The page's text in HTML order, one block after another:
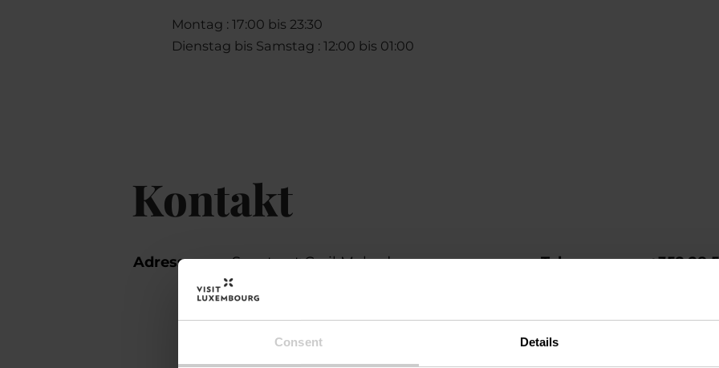
Consent Details
Montag : 17:00 bis 23:30
Dienstag bis Samstag : 12:00 bis 01:00
Kontakt
Adresse:
Specto et Cyril Molard
Route d'Arlon
Auf Karte anzeigen
Tel.:
+352 28
https://